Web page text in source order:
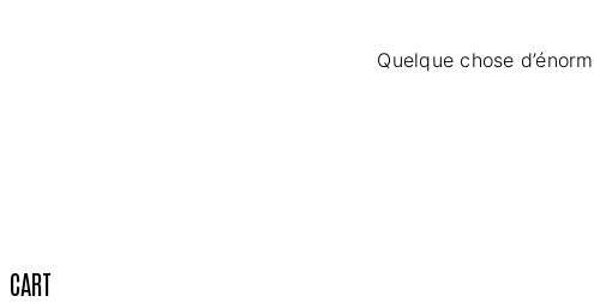
Quelque chose
CART